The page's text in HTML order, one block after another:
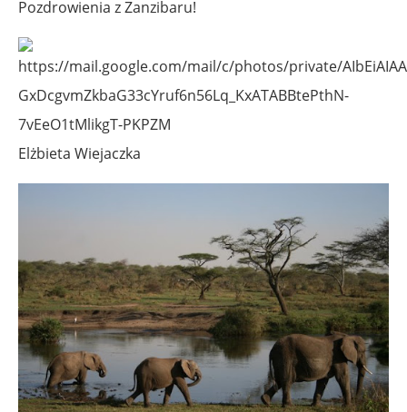
Pozdrowienia z Zanzibaru!
Elżbieta Wiejaczka